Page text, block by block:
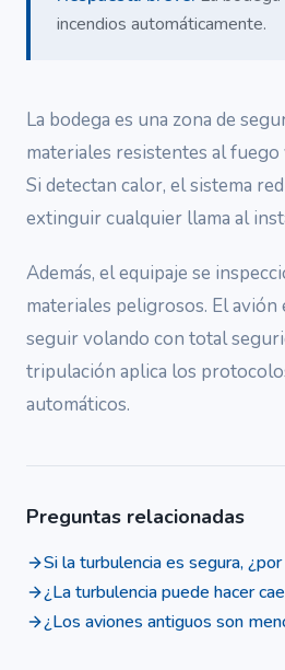
incendios automáticamente.
La bodega es una zona de
materiales resistentes al fuego
Si detectan calor, el sistema
extinguir cualquier llama al
Además, el equipaje se
materiales peligrosos. El avión
seguir volando con total
tripulación aplica los
automáticos.
Preguntas relacionadas
Si la turbulencia es segura,
¿La turbulencia puede hacer
¿Los aviones antiguos son